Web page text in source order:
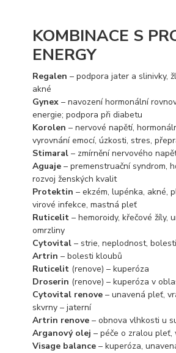
KOMBINACE S
ENERGY
Regalen – podpora jater a slinivky,
akné
Gynex – navození hormonální
energie; podpora při diabetu
Korolen – nervové napětí,
vyrovnání emocí, úzkosti, stres,
Stimaral – zmírnění nervového
Aguaje – premenstruační syndrom,
rozvoj ženských kvalit
Protektin – ekzém, lupénka, akné,
virové infekce, mastná pleť
Ruticelit – hemoroidy, křečové žíly,
omrzliny
Cytovital – strie, neplodnost,
Artrin – bolesti kloubů
Ruticelit (renove) – kuperóza
Droserin (renove) – kuperóza v
Cytovital renove – unavená pleť,
skvrny – jaterní
Artrin renove – obnova vlhkosti u
Arganový olej – péče o zralou
Visage balance – kuperóza,